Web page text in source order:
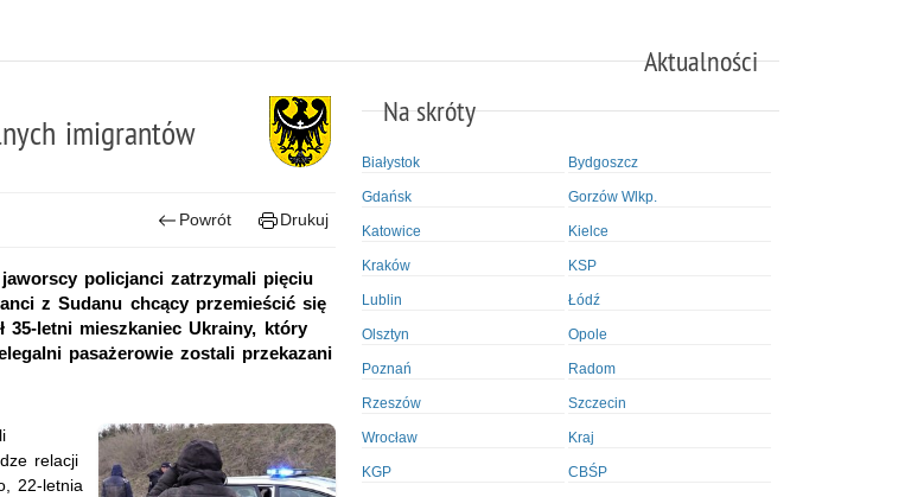
Aktualności
imigrantów
Powrót Drukuj
policjanci zatrzymali pięciu
z Sudanu chcący przemieścić się
letni mieszkaniec Ukrainy, który
pasażerowie zostali przekazani
relacji
22-letnia
Na skróty
Białystok Bydgoszcz
Gdańsk Gorzów Wlkp.
Katowice Kielce
Kraków KSP
Lublin Łódź
Olsztyn Opole
Poznań Radom
Rzeszów Szczecin
Wrocław Kraj
KGP CBŚP